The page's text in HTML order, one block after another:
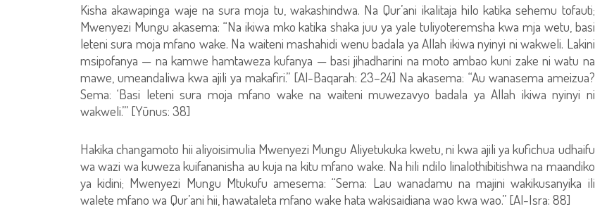
Kisha akawapinga waje na sura moja tu, wakashindwa. Na Qur’ani ikalitaja hilo katika sehemu tofauti;
Mwenyezi Mungu akasema: “Na ikiwa mko katika shaka juu ya yale tuliyoteremsha kwa mja wetu, basi
leteni sura moja mfano wake. Na waiteni mashahidi wenu badala ya Allah ikiwa nyinyi ni wakweli. Lakini
msipofanya — na kamwe hamtaweza kufanya — basi jihadharini na moto ambao kuni zake ni watu na
mawe, umeandaliwa kwa ajili ya makafiri.” [Al-Baqarah: 23–24] Na akasema: “Au wanasema ameizua?
Sema: ‘Basi leteni sura moja mfano wake na waiteni muwezavyo badala ya Allah ikiwa nyinyi ni
wakweli.’” [Yūnus: 38]
Hakika changamoto hii aliyoisimulia Mwenyezi Mungu Aliyetukuka kwetu, ni kwa ajili ya kufichua udhaifu
wa wazi wa kuweza kuifananisha au kuja na kitu mfano wake. Na hili ndilo linalothibitishwa na maandiko
ya kidini; Mwenyezi Mungu Mtukufu amesema: “Sema: Lau wanadamu na majini wakikusanyika ili
walete mfano wa Qur’ani hii, hawataleta mfano wake hata wakisaidiana wao kwa wao.” [Al-Isra: 88]